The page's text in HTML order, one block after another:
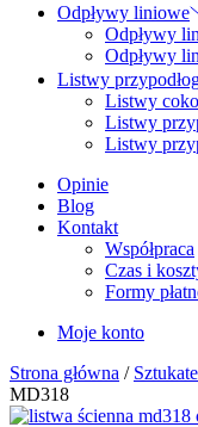
Odpływy liniowe
Odpływy
Odpływy
Listwy
Listwy
Listwy
Listwy
Opinie
Blog
Kontakt
Współpraca
Czas i
Formy
Moje konto
Strona główna /
MD318